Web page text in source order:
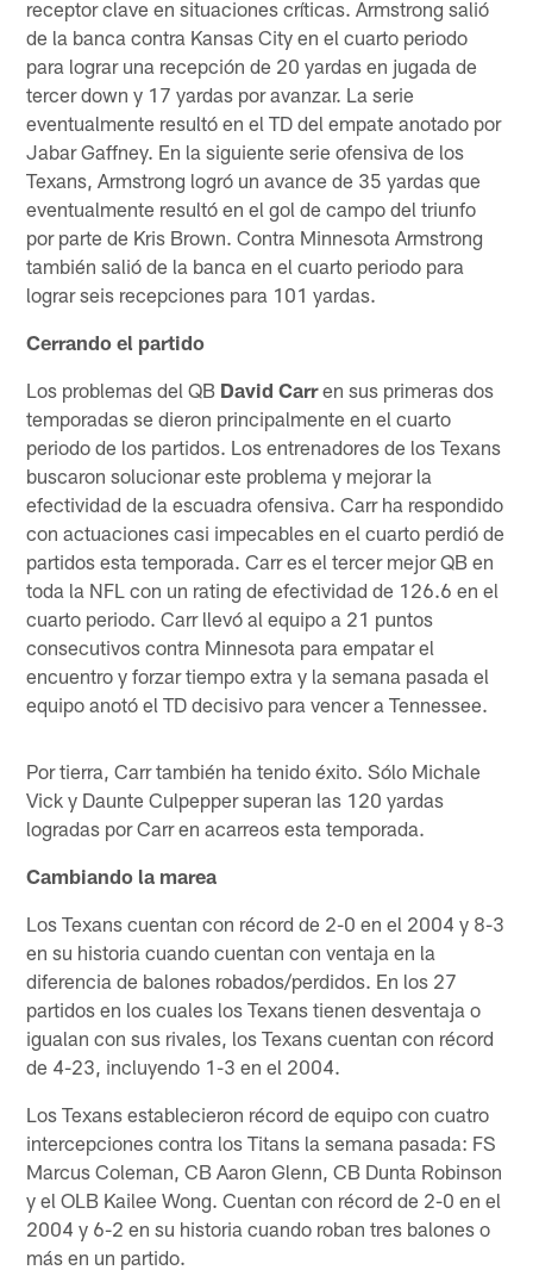
receptor clave en situaciones críticas. Armstrong salió
de la banca contra Kansas City en el cuarto periodo
para lograr una recepción de 20 yardas en jugada de
tercer down y 17 yardas por avanzar. La serie
eventualmente resultó en el TD del empate anotado por
Jabar Gaffney. En la siguiente serie ofensiva de los
Texans, Armstrong logró un avance de 35 yardas que
eventualmente resultó en el gol de campo del triunfo
por parte de Kris Brown. Contra Minnesota Armstrong
también salió de la banca en el cuarto periodo para
lograr seis recepciones para 101 yardas.
Cerrando el partido
Los problemas del QB David Carren sus primeras dos
temporadas se dieron principalmente en el cuarto
periodo de los partidos. Los entrenadores de los Texans
buscaron solucionar este problema y mejorar la
efectividad de la escuadra ofensiva. Carr ha respondido
con actuaciones casi impecables en el cuarto perdió de
partidos esta temporada. Carr es el tercer mejor QB en
toda la NFL con un rating de efectividad de 126.6 en el
cuarto periodo. Carr llevó al equipo a 21 puntos
consecutivos contra Minnesota para empatar el
encuentro y forzar tiempo extra y la semana pasada el
equipo anotó el TD decisivo para vencer a Tennessee.
Por tierra, Carr también ha tenido éxito. Sólo Michale
Vick y Daunte Culpepper superan las 120 yardas
logradas por Carr en acarreos esta temporada.
Cambiando la marea
Los Texans cuentan con récord de 2-0 en el 2004 y 8-3
en su historia cuando cuentan con ventaja en la
diferencia de balones robados/perdidos. En los 27
partidos en los cuales los Texans tienen desventaja o
igualan con sus rivales, los Texans cuentan con récord
de 4-23, incluyendo 1-3 en el 2004.
Los Texans establecieron récord de equipo con cuatro
intercepciones contra los Titans la semana pasada: FS
Marcus Coleman, CB Aaron Glenn, CB Dunta Robinson
y el OLB Kailee Wong. Cuentan con récord de 2-0 en el
2004 y 6-2 en su historia cuando roban tres balones o
más en un partido.